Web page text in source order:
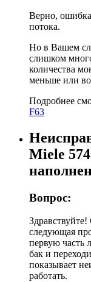
Верно,
потока.
Но в Вашем
слишком
количества
меньше или
Подробнее
F63
Miele
Вопрос:
следующая
первую часть
бак и
показывает
работать.